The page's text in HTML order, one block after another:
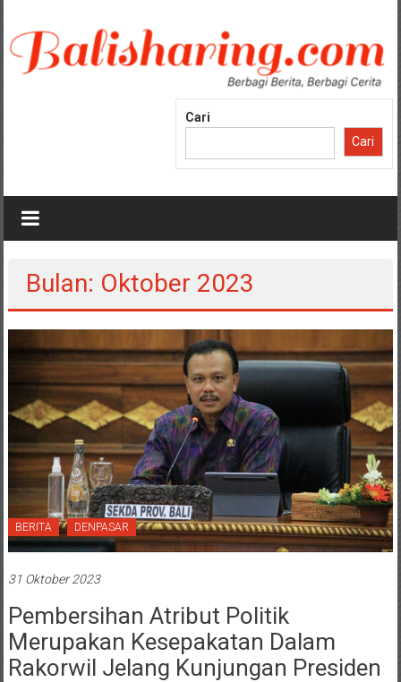
konten
Cari
Cari
Bulan: Oktober 2023
BERITA DENPASAR
31 Oktober 2023
Pembersihan Atribut Politik
Merupakan Kesepakatan Dalam
Rakorwil Jelang Kunjungan Presiden